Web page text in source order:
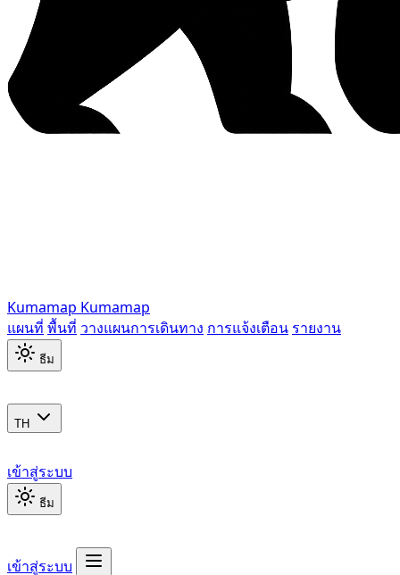
Kumamap Kumamap
แผนที่ พื้นที่ วางแผนการเดินทาง การแจ้งเตือน รายงาน
ธีม
TH
เข้าสู่ระบบ
ธีม
เข้าสู่ระบบ